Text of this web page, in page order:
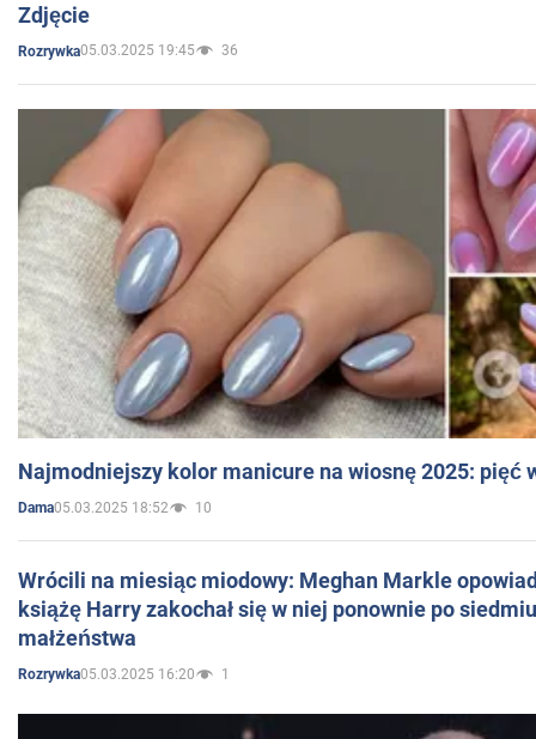
Zdjęcie
Rozrywka05.03.2025 19:45 36
Najmodniejszy kolor manicure na wiosnę 2025: pięć
Dama05.03.2025 18:52 10
Wrócili na miesiąc miodowy: Meghan Markle
książę Harry zakochał się w niej ponownie po
małżeństwa
Rozrywka05.03.2025 16:20 1